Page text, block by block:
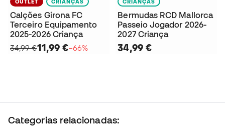
OUTLET CRIANÇAS
Calções Girona FC
Terceiro Equipamento
2025-2026 Criança
34,99 €11,99 €−66%
CRIANÇAS
Bermudas RCD Mallorca
Passeio Jogador 2026-
2027 Criança
34,99 €
Categorias relacionadas: